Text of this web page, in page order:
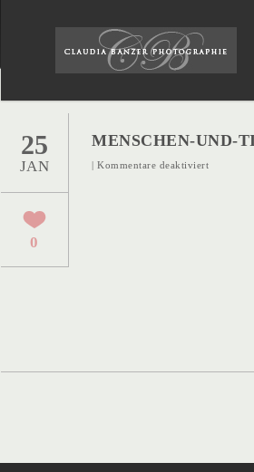
25
JAN
0
MENSCHEN-UND-
| Kommentare deaktiviertfür